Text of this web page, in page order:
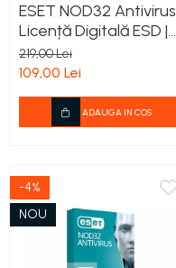
ESET NOD32 Antivirus
Licență Digitală ESD |
Antivirus PC Windows |
Protecție Anti-
219,00 Lei
109,00 Lei
ADAUGA IN COS
-4%
NOU